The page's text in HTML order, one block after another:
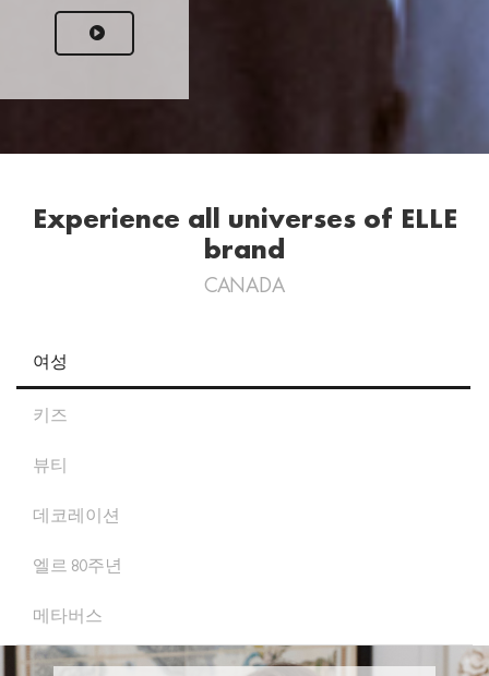
Experience all universes of ELLE
brand
CANADA
여성
키즈
뷰티
데코레이션
엘르 80주년
메타버스